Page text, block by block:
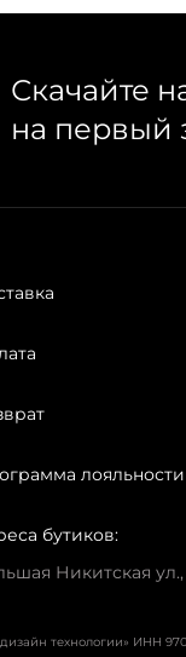
Скачайте
на первый
лояльности
бутиков:
Никитская ул.,
технологии» ИНН